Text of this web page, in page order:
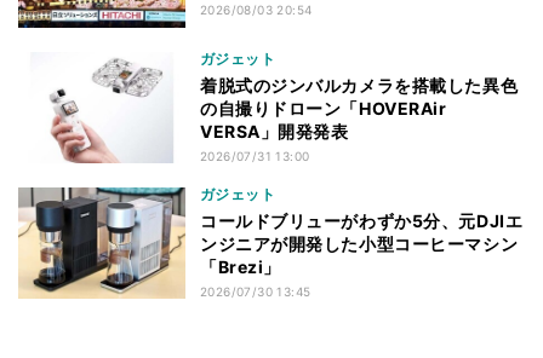
2026/08/03 20:54
ガジェット
着脱式のジンバルカメラを搭載した異色
の自撮りドローン「HOVERAir
VERSA」開発発表
2026/07/31 13:00
ガジェット
コールドブリューがわずか5分、元DJIエ
ンジニアが開発した小型コーヒーマシン
「Brezi」
2026/07/30 13:45